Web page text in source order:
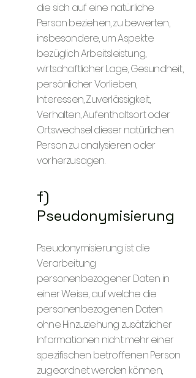
die sich auf eine natürliche
Person beziehen, zu bewerten,
insbesondere, um Aspekte
bezüglich Arbeitsleistung,
wirtschaftlicher Lage, Gesundheit,
persönlicher Vorlieben,
Interessen, Zuverlässigkeit,
Verhalten, Aufenthaltsort oder
Ortswechsel dieser natürlichen
Person zu analysieren oder
vorherzusagen.
f)
Pseudonymisierung
Pseudonymisierung ist die
Verarbeitung
personenbezogener Daten in
einer Weise, auf welche die
personenbezogenen Daten
ohne Hinzuziehung zusätzlicher
Informationen nicht mehr einer
spezifischen betroffenen Person
zugeordnet werden können,